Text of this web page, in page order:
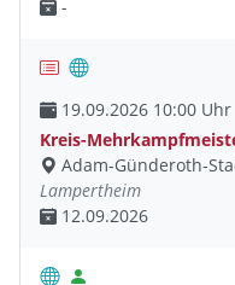
-
19.09.2026 10:00 Uhr
Kreis-
Adam-Günderoth-
Lampertheim
12.09.2026